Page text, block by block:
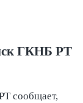
ГКНБ РТ
сообщает,